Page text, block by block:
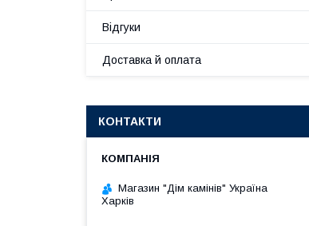
Відгуки
Доставка й оплата
КОНТАКТИ
Магазин "Дім камінів" Україна
Харків